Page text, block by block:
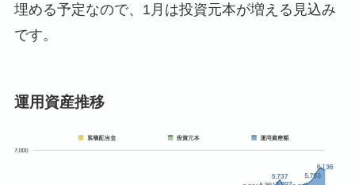
埋める予定なので、1月は投資元本が増える見込み
です。
運用資産推移